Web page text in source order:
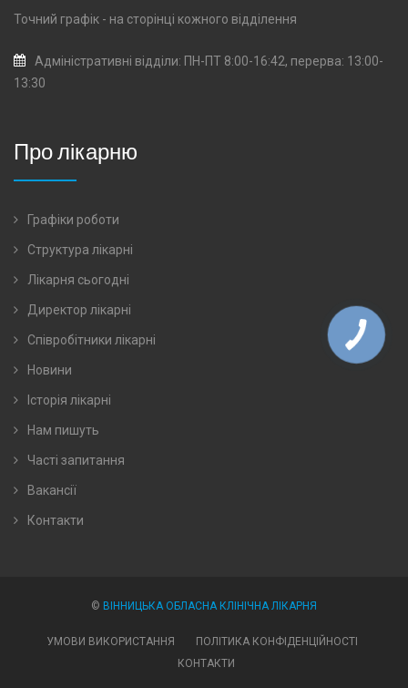
Точний графік - на сторінці кожного відділення
Адміністративні відділи: ПН-ПТ 8:00-16:42, перерва: 13:00-
13:30
Про лікарню
Графіки роботи
Структура лікарні
Лікарня сьогодні
Директор лікарні
Співробітники лікарні
Новини
Історія лікарні
Нам пишуть
Часті запитання
Вакансії
Контакти
© ВІННИЦЬКА ОБЛАСНА КЛІНІЧНА ЛІКАРНЯ
УМОВИ ВИКОРИСТАННЯ
ПОЛІТИКА КОНФІДЕНЦІЙНОСТІ
КОНТАКТИ